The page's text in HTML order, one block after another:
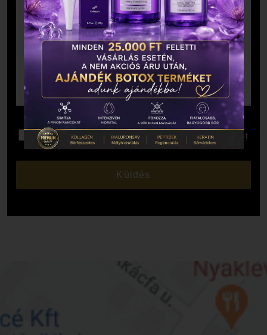
Elolvastam és elfogadom az Adatkezelési Tájékoztatót